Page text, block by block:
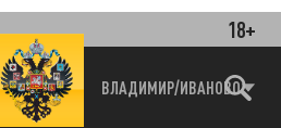
18+
ВЛАДИМИР/ИВАНОВО